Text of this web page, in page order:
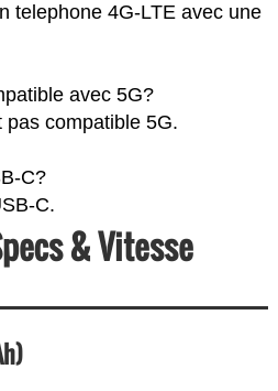
telephone 4G-LTE avec une
avec 5G?
pas compatible 5G.
C?
C.
& Vitesse